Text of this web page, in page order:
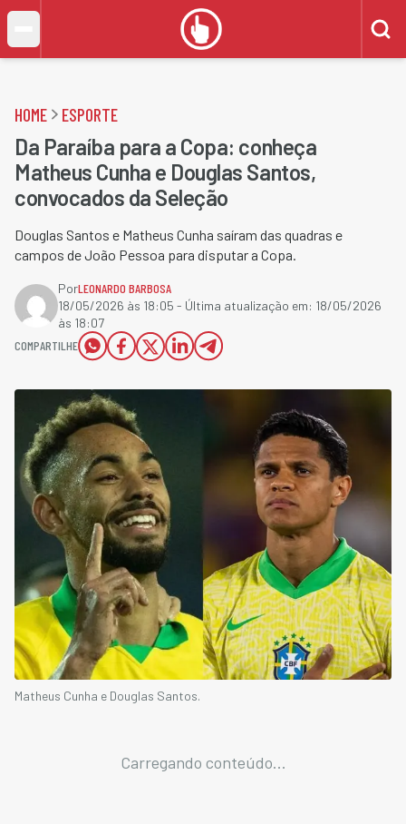
HOME ESPORTE
Da Paraíba para a Copa: conheça
Matheus Cunha e Douglas Santos,
convocados da Seleção
Douglas Santos e Matheus Cunha saíram das quadras e
campos de João Pessoa para disputar a Copa.
PorLEONARDO BARBOSA
18/05/2026 às 18:05 - Última atualização em: 18/05/2026
às 18:07
COMPARTILHE
Matheus Cunha e Douglas Santos.
Carregando conteúdo...